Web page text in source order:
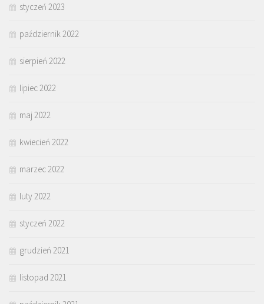
styczeń 2023
październik 2022
sierpień 2022
lipiec 2022
maj 2022
kwiecień 2022
marzec 2022
luty 2022
styczeń 2022
grudzień 2021
listopad 2021